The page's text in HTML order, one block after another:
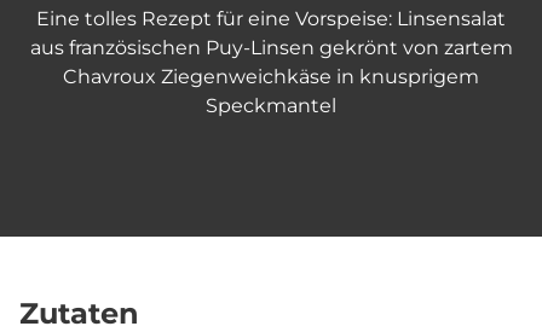
Eine tolles Rezept für eine Vorspeise: Linsensalat
aus französischen Puy-Linsen gekrönt von zartem
Chavroux Ziegenweichkäse in knusprigem
Speckmantel
Zutaten